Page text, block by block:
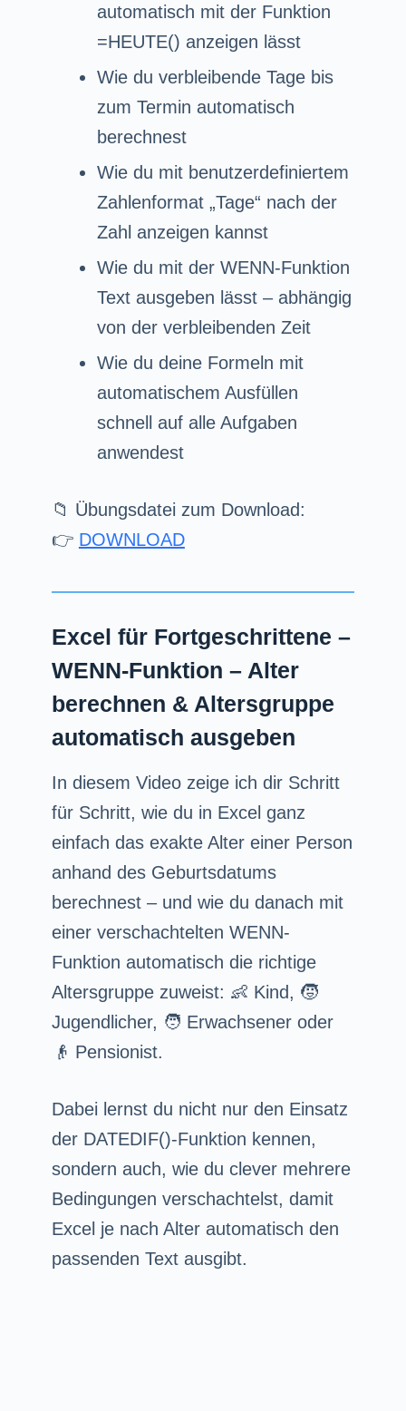
automatisch mit der Funktion
=HEUTE() anzeigen lässt
Wie du verbleibende Tage bis
zum Termin automatisch
berechnest
Wie du mit benutzerdefiniertem
Zahlenformat „Tage“ nach der
Zahl anzeigen kannst
Wie du mit der WENN-Funktion
Text ausgeben lässt – abhängig
von der verbleibenden Zeit
Wie du deine Formeln mit
automatischem Ausfüllen
schnell auf alle Aufgaben
anwendest
📁 Übungsdatei zum Download:
👉 DOWNLOAD
Excel für Fortgeschrittene –
WENN-Funktion – Alter
berechnen & Altersgruppe
automatisch ausgeben
In diesem Video zeige ich dir Schritt
für Schritt, wie du in Excel ganz
einfach das exakte Alter einer Person
anhand des Geburtsdatums
berechnest – und wie du danach mit
einer verschachtelten WENN-
Funktion automatisch die richtige
Altersgruppe zuweist: 👶 Kind, 🧒
Jugendlicher, 🧑 Erwachsener oder
👴 Pensionist.
Dabei lernst du nicht nur den Einsatz
der DATEDIF()-Funktion kennen,
sondern auch, wie du clever mehrere
Bedingungen verschachtelst, damit
Excel je nach Alter automatisch den
passenden Text ausgibt.